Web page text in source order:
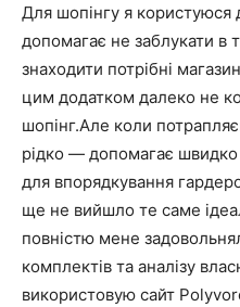
Для шопінгу я
допомагає не заблукати в
знаходити потрібні
цим додатком далеко не
шопінг.Але коли
рідко — допомагає швидко
для впорядкування
ще не вийшло те саме
повністю мене
комплектів та аналізу
використовую сайт